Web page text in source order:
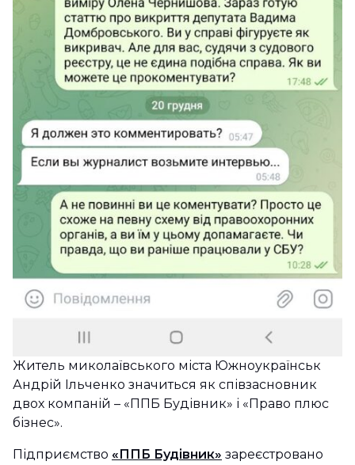
Житель миколаївського міста Южноукраїнськ
Андрій Ільченко значиться як співзасновник
двох компаній – «ППБ Будівник» і «Право плюс
бізнес».
Підприємство «ППБ Будівник» зареєстровано